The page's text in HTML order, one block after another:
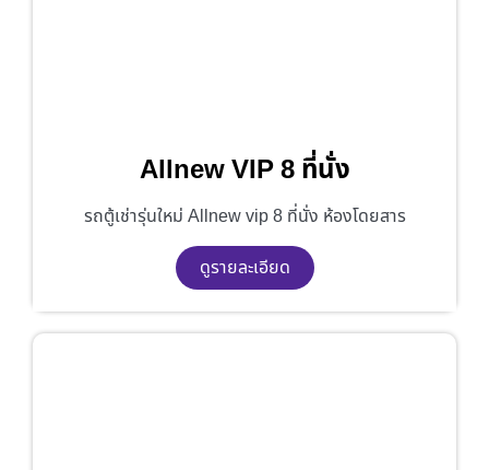
Allnew VIP 8 ที่นั่ง
รถตู้เช่ารุ่นใหม่ Allnew vip 8 ที่นั่ง ห้องโดยสาร
ดูรายละเอียด